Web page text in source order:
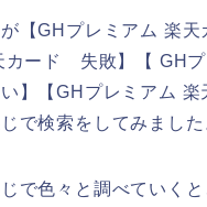
【GHプレミアム 楽
カード 失敗】【 GHプ
】【GHプレミアム
で検索をしてみました
で色々と調べていく